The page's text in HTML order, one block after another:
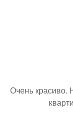
Очень красиво.